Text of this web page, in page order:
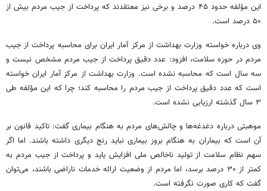
این مؤلفه حدود ۴۵ درصد و برخی نیز معتقدند که پرداخت از جیب مردم بیش از
۵۰ درصد است.
وی درباره خواسته وزارت بهداشت از مرکز آمار ایران برای محاسبه پرداخت از جیب
مردم در حوزه سلامت، افزود: عدد دقیق پرداخت از جیب مردم مشخص نیست و
سه سال است که محاسبه نشده است. وزارت بهداشت از مرکز آمار ایران خواسته
است که عدد دقیق پرداخت از جیب مردم را محاسبه کند؛ چرا که این مؤلفه طی
۳ سال گذشته ارزیابی نشده است.
موهبتی درباره دغدغه‌ها و چالش‌های مردم به هنگام بیماری گفت: تاکید قانون بر
آن است که بیماران به هنگام بروز بیماری نباید رنج دیگری داشته باشند. اما اگر
سهم نظام سلامت از تولید ناخالص ملی افزایش یایدو پرداخت از جیب مردم به
کمتر از ۳۰ درصد برسد، اما مردم از وضعیت ارائه خدمات ناراضی باشند، می‌توان
گفت که کاری صورت نگرفته است.